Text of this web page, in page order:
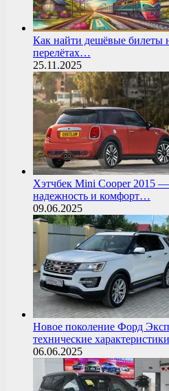
Как найти дешёвые билеты
перелётах…
25.11.2025
Хэтчбек Mini Cooper 2015
надежность и комфорт…
09.06.2025
Новое поколение Форд
технические
06.06.2025